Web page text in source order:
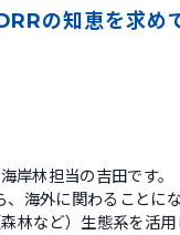
の知恵を求め
海岸林担当の吉田です。
、海外に関わることにな
林など）生態系を活用